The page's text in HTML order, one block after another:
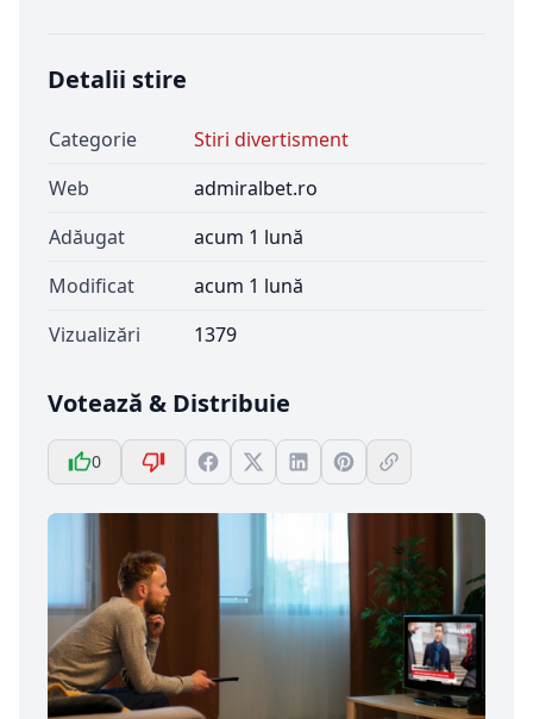
Detalii stire
Categorie
Stiri divertisment
Web
admiralbet.ro
Adăugat
acum 1 lună
Modificat
acum 1 lună
Vizualizări
1379
Votează & Distribuie
0